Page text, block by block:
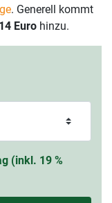
. Generell kommt
Euro hinzu.
(inkl. 19 %